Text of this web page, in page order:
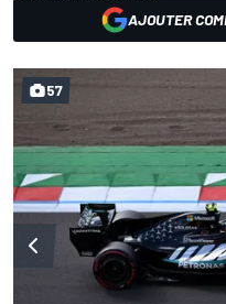
AJOUTER
57